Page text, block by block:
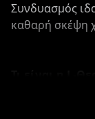
Συνδυασμός
καθαρή σκέψη